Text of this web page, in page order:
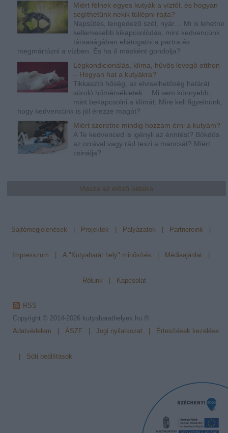
Miért félnek egyes kutyák a víztől, és hogyan
segíthetünk nekik túllépni rajta?
Napsütés, lengedező szél, nyár… Mi is lehetne
kellemesebb kikapcsolódás, mint kedvencünk
társaságában ellátogatni a partra és
megmártózni a vízben. És ha ő másként gondolja?
Légkondicionálás, klíma, hűvös levegő otthon
– Hogyan hat a kutyákra?
Tikkasztó hőség, az elviselhetőség határát
súroló hőmérsékletek… Mi sem könnyebb,
mint bekapcsolni a klímát. Mire kell figyelnünk,
hogy kedvencünk is jól érezze magát?
Miért szeretne mindig hozzám érni a kutyám?
A Te kedvenced is igényli az érintést? Bökdös
az orrával vagy rád teszi a mancsát? Miért
csinálja?
Vissza az előző oldalra
Sajtómegjelenések Projektek Pályázatok Partnereink
Impresszum A "Kutyabarát hely" minősítés Médiaajánlat
Rólunk Kapcsolat
RSS
Copyright © 2014-2026 kutyabarathelyek.hu ®
Adatvédelem
ÁSZF Jogi nyilatkozat Értesítések kezelése
Süti beállítások